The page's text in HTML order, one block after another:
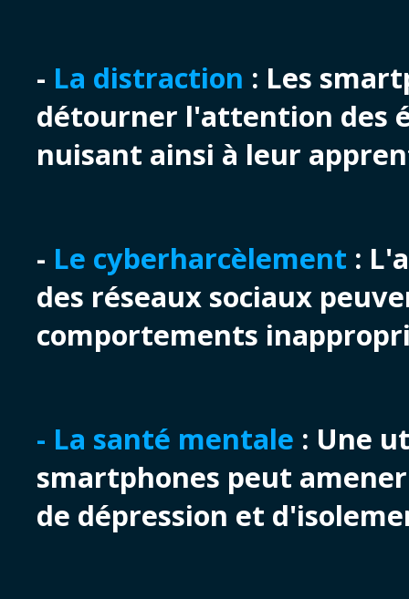
- La distraction : Les
détourner l'attention des
nuisant ainsi à leur
- Le cyberharcèlement :
des réseaux sociaux
comportements
- La santé mentale : Une
smartphones peut
de dépression et